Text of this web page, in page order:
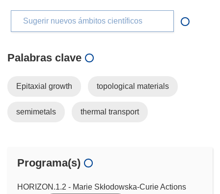
Sugerir nuevos ámbitos científicos
Palabras clave
Epitaxial growth topological materials
semimetals thermal transport
Programa(s)
HORIZON.1.2 - Marie Skłodowska-Curie Actions